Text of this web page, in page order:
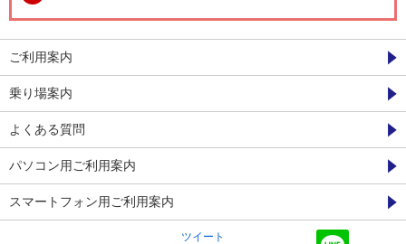
ご利用案内
乗り場案内
よくある質問
パソコン用ご利用案内
スマートフォン用ご利用案内
ツイート